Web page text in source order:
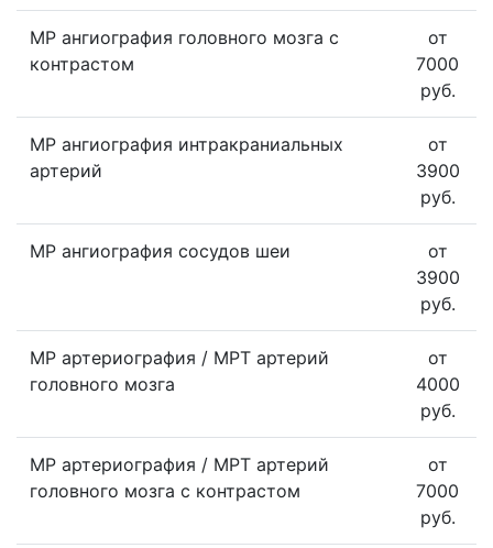
МР ангиография головного мозга с
контрастом
от
7000
руб.
МР ангиография интракраниальных
артерий
от
3900
руб.
МР ангиография сосудов шеи
от
3900
руб.
МР артериография / МРТ артерий
головного мозга
от
4000
руб.
МР артериография / МРТ артерий
головного мозга с контрастом
от
7000
руб.